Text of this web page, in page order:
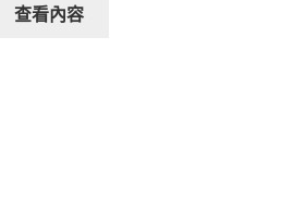
查看內容